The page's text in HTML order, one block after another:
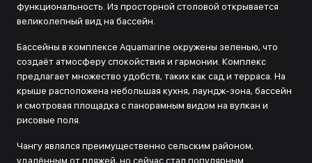
функциональность. Из просторной столовой открывается
великолепный вид на бассейн.
Бассейны в комплексе Aquamarine окружены зеленью, что
создаёт атмосферу спокойствия и гармонии. Комплекс
предлагает множество удобств, таких как сад и терраса. На
крыше расположена небольшая кухня, лаундж-зона, бассейн
и смотровая площадка с панорамным видом на вулкан и
рисовые поля.
Чангу являлся преимущественно сельским районом,
удалённым от пляжей, но сейчас стал популярным